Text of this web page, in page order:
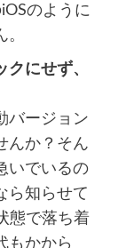
のように
クにせず、
バージョン
んか？そん
いでいるの
ら知らせて
態で落ち着
もかから